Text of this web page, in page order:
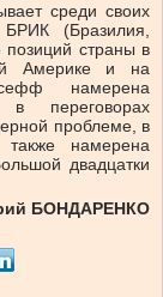
среди своих
БРИК (Бразилия,
страны в
Америке и на
намерена
в переговорах
проблеме, в
намерена
двадцатки
БОНДАРЕНКО